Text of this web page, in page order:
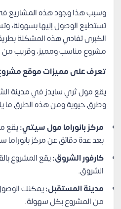
وسبب هذا وجود هذه المشاريع
تستطيع الوصول إليها بسهولة،
الكبرى تفادي هذه المشكلة
مشروع مناسب ومميز، وقريب من
تعرف على مميزات موقع
يقع مول ثري سايدز في مدينة
وطرق حيوية ومن هذه الطرق ما
مركز بانوراما مول سيتي:يقع
بعد عدة دقائق عن مركز بانوراما
كارفور الشروق:يقع المشروع
الشروق.
مدينة المستقبل:يمكنك
من المشروع بكل سهولة.